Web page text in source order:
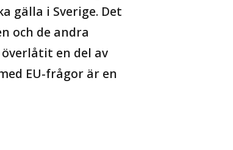
gälla i Sverige. Det
och de andra
en del av
EU-frågor är en